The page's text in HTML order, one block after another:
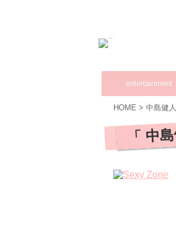
entertainment
HOME > 中島健人
「 中